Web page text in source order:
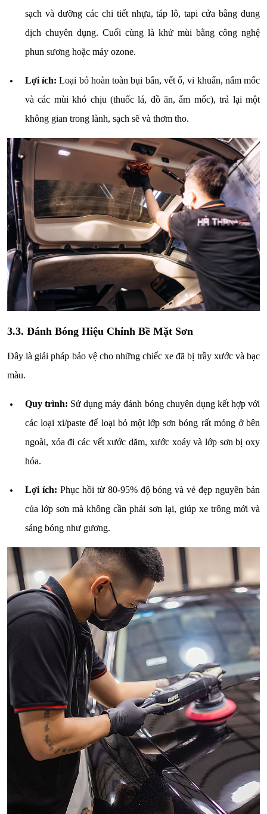
sạch và dưỡng các chi tiết nhựa, táp lô, tapi cửa bằng dung
dịch chuyên dụng. Cuối cùng là khử mùi bằng công nghệ
phun sương hoặc máy ozone.
Lợi ích: Loại bỏ hoàn toàn bụi bẩn, vết ố, vi khuẩn, nấm mốc
và các mùi khó chịu (thuốc lá, đồ ăn, ẩm mốc), trả lại một
không gian trong lành, sạch sẽ và thơm tho.
3.3. Đánh Bóng Hiệu Chỉnh Bề Mặt Sơn
Đây là giải pháp bảo vệ cho những chiếc xe đã bị trầy xước và bạc
màu.
Quy trình: Sử dụng máy đánh bóng chuyên dụng kết hợp với
các loại xi/paste để loại bỏ một lớp sơn bóng rất mỏng ở bên
ngoài, xóa đi các vết xước dăm, xước xoáy và lớp sơn bị oxy
hóa.
Lợi ích: Phục hồi từ 80-95% độ bóng và vẻ đẹp nguyên bản
của lớp sơn mà không cần phải sơn lại, giúp xe trông mới và
sáng bóng như gương.